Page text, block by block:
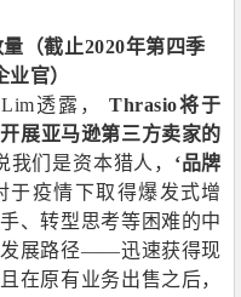
（截止2020年第四季
官）
透露， Thrasio将于
展亚马逊第三方卖家的
我们是资本猎人， ‘品牌
于疫情下取得爆发式增
、转型思考等困难的中
发展路径——迅速获得现
在原有业务出售之后，